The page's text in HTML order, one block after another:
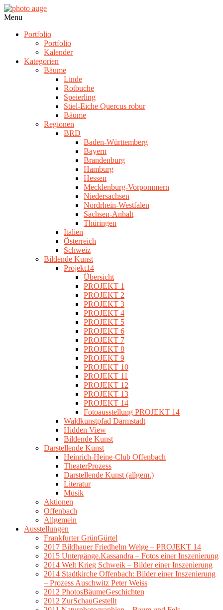
Skip
to
photo
Navigation
Menu
Portfolio
Portfolio
Kalender
Kategorien
Bäume
Linde
Rotbuche
Speierling
Stiel-Eiche Quercus robur
Bäume
Regionen
BRD
Baden-Württemberg
Bayern
Brandenburg
Hamburg
Hessen
Mecklenburg-Vorpommern
Niedersachsen
Nordrhein-Westfalen
Sachsen-Anhalt
Thüringen
Italien
Österreich
Schweiz
Bildende Kunst
Projekt14
Übersicht
PROJEKT 1
PROJEKT 2
PROJEKT 3
PROJEKT 4
PROJEKT 5
PROJEKT 6
PROJEKT 7
PROJEKT 8
PROJEKT 9
PROJEKT 10
PROJEKT 11
PROJEKT 12
PROJEKT 13
PROJEKT 14
Fotoausstellung PROJEKT 14
Waldkunstpfad Darmstadt
Hidden View
Bildende Kunst
Darstellende Kunst
Heinrich-Heine-Club Offenbach
TheaterProzess
Darstellende Kunst (allgem.)
Literatur
Musik
Aktionen
Offenbach
Allgemein
Ausstellungen
Frankfurter GrünGürtel
2017 Bildhauer Friedhelm Welge – PROJEKT 14
2015 Untergänge.Kassandra – Fotos einer Inszenierung
2014 Welt Krieg Schweik – Bilder einer Inszenierung
2014 Stadtkirche Offenbach: Bilder einer Inszenierung
– Prozess Auschwitz Peter Weiss
2012 PhotosBäumeGeschichten
2012 ZurSchauGestellt